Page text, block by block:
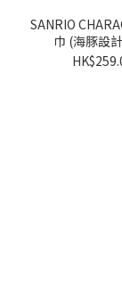
SANRIO
巾 (海豚設